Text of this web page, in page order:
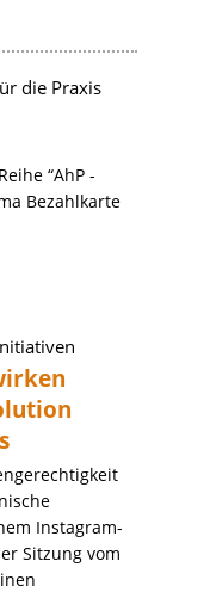
die Praxis
“AhP -
Bezahlkarte
Instagram-
Sitzung vom